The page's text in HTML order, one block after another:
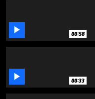
 00:58
 00:33